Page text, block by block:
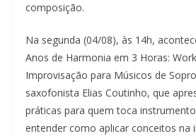
composição.
Na segunda (04/08), às 14h,
Anos de Harmonia em 3 Horas:
Improvisação para Músicos de
saxofonista Elias Coutinho, que
práticas para quem toca
entender como aplicar conceitos na